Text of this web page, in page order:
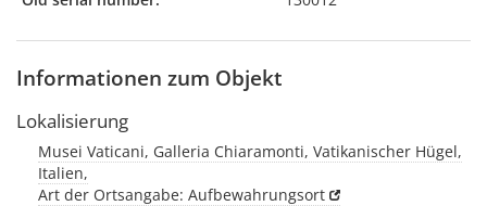
Informationen zum Objekt
Lokalisierung
Musei Vaticani, Galleria Chiaramonti, Vatikanischer Hügel,
Italien,
Art der Ortsangabe: Aufbewahrungsort